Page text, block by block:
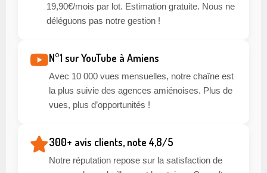
19,90€/mois par lot. Estimation gratuite. Nous ne
déléguons pas notre gestion !
N°1 sur YouTube à Amiens
Avec 10 000 vues mensuelles, notre chaîne est
la plus suivie des agences amiénoises. Plus de
vues, plus d’opportunités !
300+ avis clients, note 4,8/5
Notre réputation repose sur la satisfaction de